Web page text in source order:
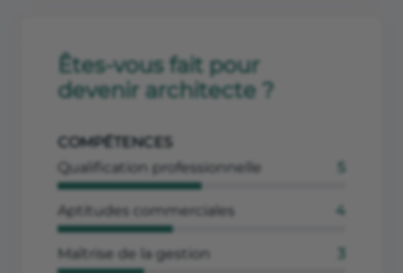
Êtes-vous fait pour
devenir architecte ?
COMPÉTENCES
Qualification professionnelle
Aptitudes commerciales 4
Maîtrise de la gestion